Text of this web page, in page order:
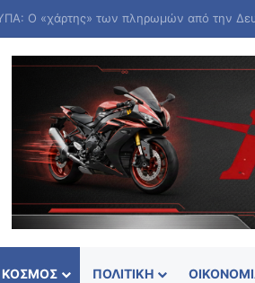
ΚΌΣΜΟΣ ΠΟΛΙΤΙΚΉ